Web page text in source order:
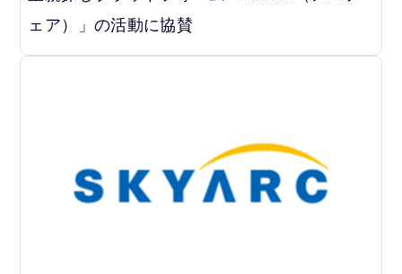
ェア）」の活動に協賛